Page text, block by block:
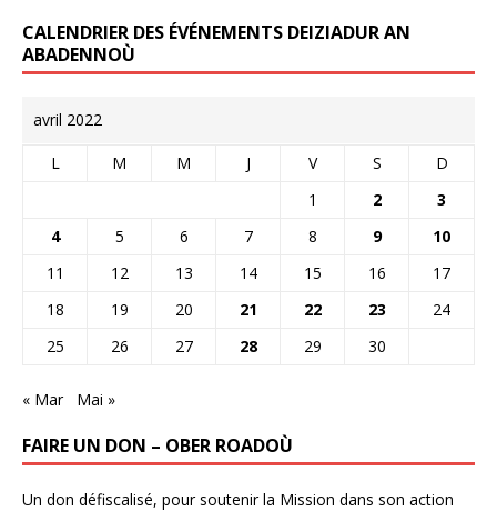
CALENDRIER DES ÉVÉNEMENTS DEIZIADUR AN
ABADENNOÙ
avril 2022
L M M J V S
D
1
2
3
4
5 6 7 8 9
10
11
12 13 14 15 16
17
18
19 20 21 22 23
24
25
26 27 28 29 30
« Mar Mai »
FAIRE UN DON – OBER ROADOÙ
Un don défiscalisé, pour soutenir la Mission dans son action